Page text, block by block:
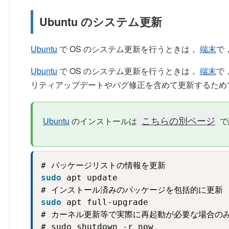
Ubuntu のシステム更新
Ubuntu で OS のシステム更新を行うときは， 端末で
Ubuntu で OS のシステム更新を行うときは， 端末で
リティアップデートやバグ修正を含めて更新するた
Ubuntu のインストールは こちらの別ページ
sudo apt update
# インストール済みのパッケージを包括的に更新
sudo apt full-upgrade
# カーネル更新等で実際に再起動が必要な場合の
# sudo shutdown -r now